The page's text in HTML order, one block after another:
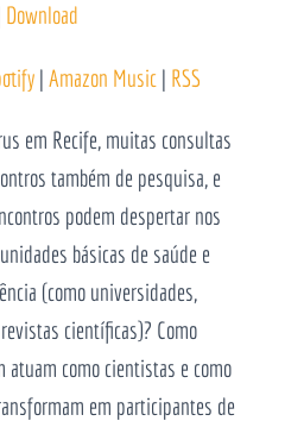
Download
| Amazon Music | RSS
em Recife, muitas consultas
também de pesquisa, e
podem despertar nos
básicas de saúde e
(como universidades,
científicas)? Como
como cientistas e como
em participantes de